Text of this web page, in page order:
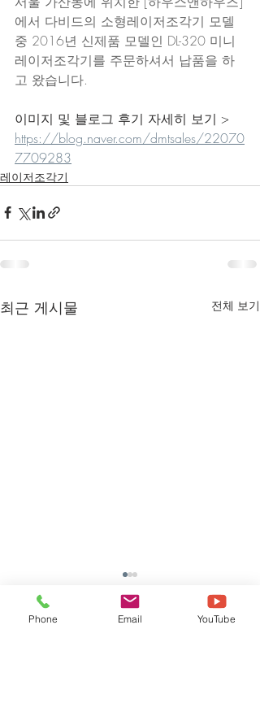
에서 다비드의 소형레이저조각기 모델
중 2016년 신제품 모델인 DL-320 미니
레이저조각기를 주문하셔서 납품을 하
고 왔습니다.
이미지 및 블로그 후기 자세히 보기 >
https://blog.naver.com/dmtsales/22070
7709283
레이저조각기
최근 게시물 전체 보기
Phone Email YouTube